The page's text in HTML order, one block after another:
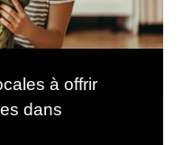
à offrir
dans